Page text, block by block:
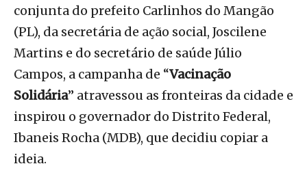
conjunta do prefeito Carlinhos do Mangão
(PL), da secretária de ação social, Joscilene
Martins e do secretário de saúde Júlio
Campos, a campanha de “Vacinação
Solidária” atravessou as fronteiras da cidade e
inspirou o governador do Distrito Federal,
Ibaneis Rocha (MDB), que decidiu copiar a
ideia.